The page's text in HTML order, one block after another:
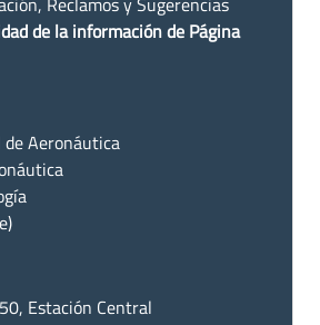
de la información de Página
de Aeronáutica
Estación Central